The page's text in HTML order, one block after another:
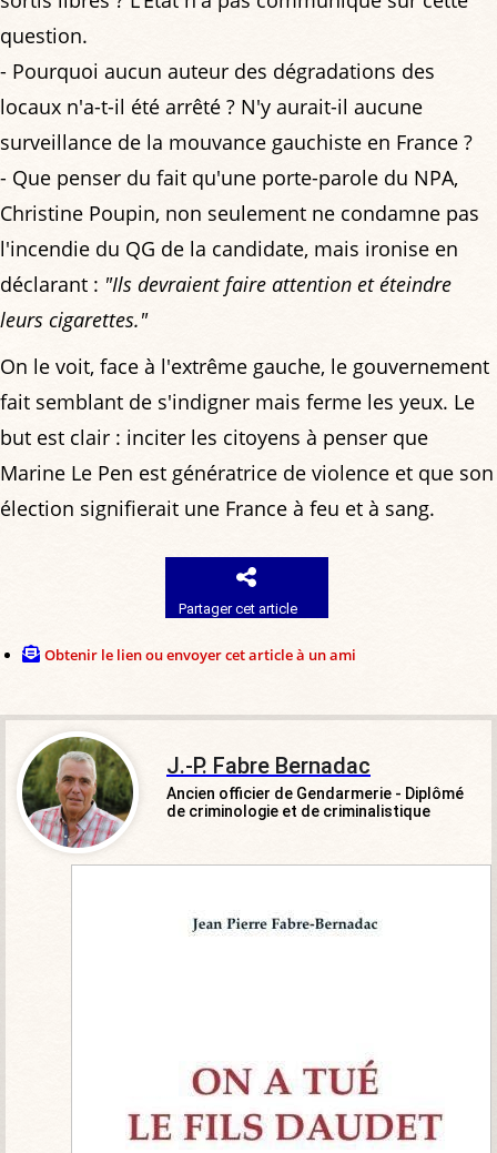
question.
- Pourquoi aucun auteur des dégradations des
locaux n'a-t-il été arrêté ? N'y aurait-il aucune
surveillance de la mouvance gauchiste en France ?
- Que penser du fait qu'une porte-parole du NPA,
Christine Poupin, non seulement ne condamne pas
l'incendie du QG de la candidate, mais ironise en
déclarant : "Ils devraient faire attention et éteindre
leurs cigarettes."
On le voit, face à l'extrême gauche, le gouvernement
fait semblant de s'indigner mais ferme les yeux. Le
but est clair : inciter les citoyens à penser que
Marine Le Pen est génératrice de violence et que son
élection signifierait une France à feu et à sang.
Partager cet article
Obtenir le lien ou envoyer cet article à un ami
J.-P. Fabre Bernadac
Ancien officier de Gendarmerie - Diplômé
de criminologie et de criminalistique